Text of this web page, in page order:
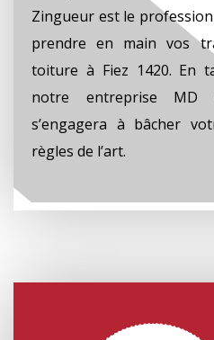
Zingueur est le
prendre en main vos
toiture à Fiez 1420. En
notre entreprise MD
s’engagera à bâcher
règles de l’art.